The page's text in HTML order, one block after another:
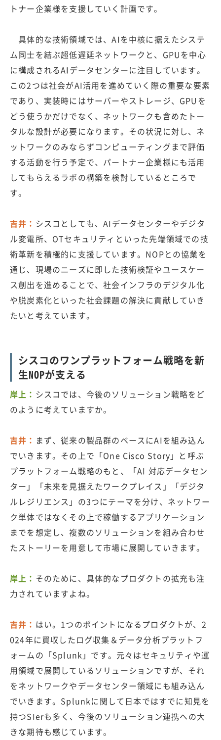
トナー企業様を支援していく計画です。
具体的な技術領域では、AIを中核に据えたシステ
ム同士を結ぶ超低遅延ネットワークと、GPUを中心
に構成されるAIデータセンターに注目しています。
この2つは社会がAI活用を進めていく際の重要な要素
であり、実装時にはサーバーやストレージ、GPUを
どう使うかだけでなく、ネットワークも含めたトー
タルな設計が必要になります。その状況に対し、ネ
ットワークのみならずコンピューティングまで評価
する活動を行う予定で、パートナー企業様にも活用
してもらえるラボの構築を検討しているところで
す。
吉井： シスコとしても、AIデータセンターやデジタ
ル変電所、OTセキュリティといった先端領域での技
術革新を積極的に支援しています。NOPとの協業を
通じ、現場のニーズに即した技術検証やユースケー
ス創出を進めることで、社会インフラのデジタル化
や脱炭素化といった社会課題の解決に貢献していき
たいと考えています。
シスコのワンプラットフォーム戦略を新
生NOPが支える
岸上： シスコでは、今後のソリューション戦略をど
のように考えていますか。
吉井： まず、従来の製品群のベースにAIを組み込ん
でいきます。その上で「One Cisco Story」と呼ぶ
プラットフォーム戦略のもと、「AI 対応データセン
ター」「未来を見据えたワークプレイス」「デジタ
ルレジリエンス」の3つにテーマを分け、ネットワー
ク単体ではなくその上で稼働するアプリケーション
までを想定し、複数のソリューションを組み合わせ
たストーリーを用意して市場に展開していきます。
岸上： そのために、具体的なプロダクトの拡充も注
力されていますよね。
吉井： はい。1つのポイントになるプロダクトが、2
024年に買収したログ収集＆データ分析プラットフ
ォームの「Splunk」です。元々はセキュリティや運
用領域で展開しているソリューションですが、それ
をネットワークやデータセンター領域にも組み込ん
でいきます。Splunkに関して日本ではすでに知見を
持つSIerも多く、今後のソリューション連携への大
きな期待も感じています。